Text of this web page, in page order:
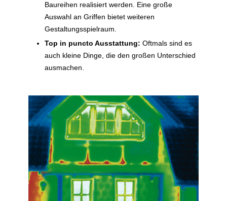
Baureihen realisiert werden. Eine große
Auswahl an Griffen bietet weiteren
Gestaltungsspielraum.
Top in puncto Ausstattung: Oftmals sind es
auch kleine Dinge, die den großen Unterschied
ausmachen.